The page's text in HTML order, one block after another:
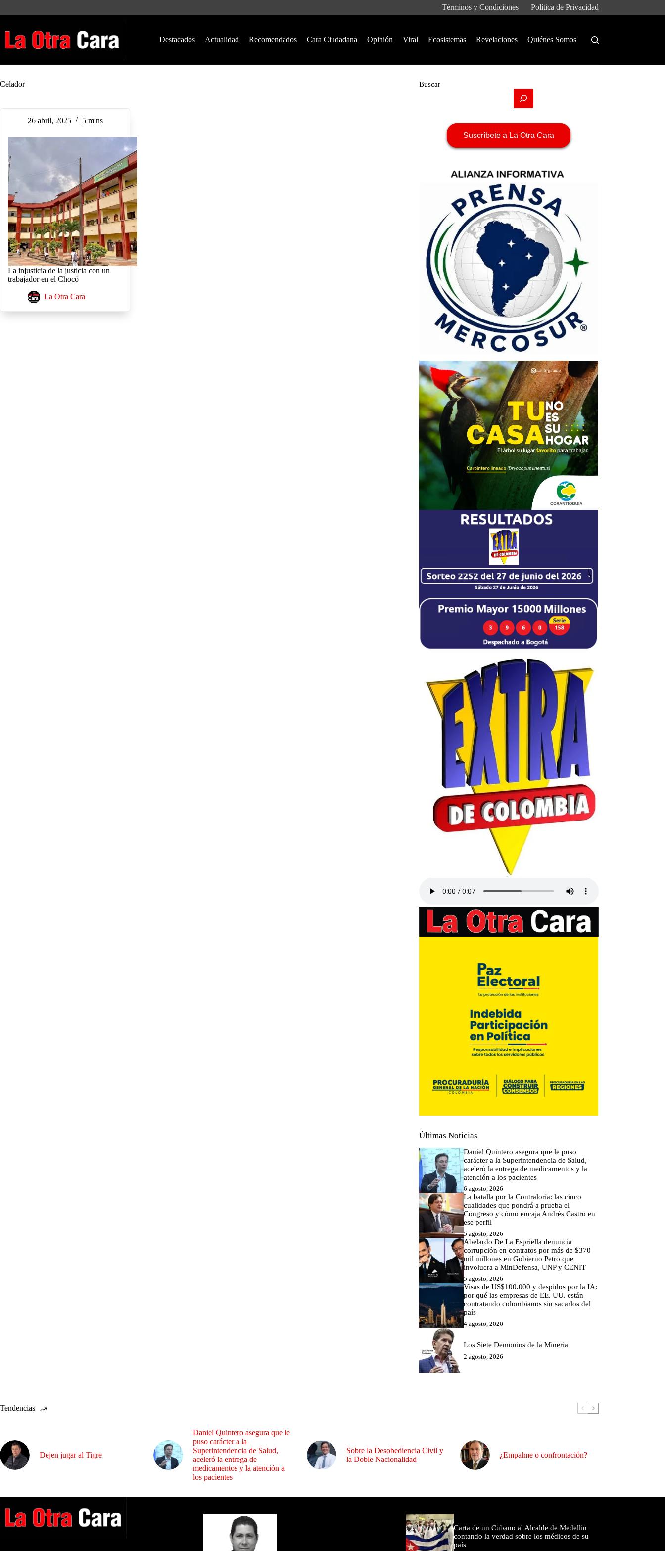
Términos y Condiciones Política de Privacidad
Destacados Actualidad Recomendados Cara Ciudadana Opinión Viral Ecosistemas Revelaciones Quiénes Somos
Celador
26 abril, 2025 5 mins
La injusticia de la justicia con un
trabajador en el Chocó
La Otra Cara
Buscar
Suscríbete a La Otra Cara
Últimas Noticias
Daniel Quintero asegura que le puso
carácter a la Superintendencia de Salud,
aceleró la entrega de medicamentos y la
atención a los pacientes
6 agosto, 2026
La batalla por la Contraloría: las cinco
cualidades que pondrá a prueba el
Congreso y cómo encaja Andrés Castro en
ese perfil
5 agosto, 2026
Abelardo De La Espriella denuncia
corrupción en contratos por más de $370
mil millones en Gobierno Petro que
involucra a MinDefensa, UNP y CENIT
5 agosto, 2026
Visas de US$100.000 y despidos por la IA:
por qué las empresas de EE. UU. están
contratando colombianos sin sacarlos del
país
4 agosto, 2026
Los Siete Demonios de la Minería
2 agosto, 2026
Tendencias
Dejen jugar al Tigre
Daniel Quintero asegura que le
puso carácter a la
Superintendencia de Salud,
aceleró la entrega de
medicamentos y la atención a
los pacientes
Sobre la Desobediencia Civil y
la Doble Nacionalidad
¿Empalme o confrontación?
Carta de un Cubano al Alcalde de Medellín
contando la verdad sobre los médicos de su
país